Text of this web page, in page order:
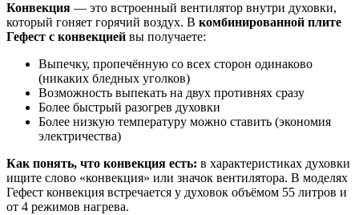
Конвекция — это встроенный вентилятор внутри духовки,
который гоняет горячий воздух. В комбинированной плите
Гефест с конвекцией вы получаете:
Выпечку, пропечённую со всех сторон одинаково
(никаких бледных уголков)
Возможность выпекать на двух противнях сразу
Более быстрый разогрев духовки
Более низкую температуру можно ставить (экономия
электричества)
Как понять, что конвекция есть: в характеристиках духовки
ищите слово «конвекция» или значок вентилятора. В моделях
Гефест конвекция встречается у духовок объёмом 55 литров и
от 4 режимов нагрева.